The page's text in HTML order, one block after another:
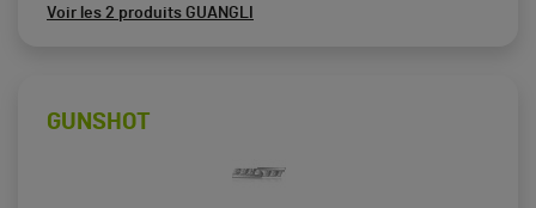
Voir les 2 produits GUANGLI
GUNSHOT